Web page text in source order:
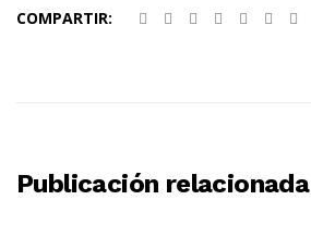
COMPARTIR:
Publicación relacionada